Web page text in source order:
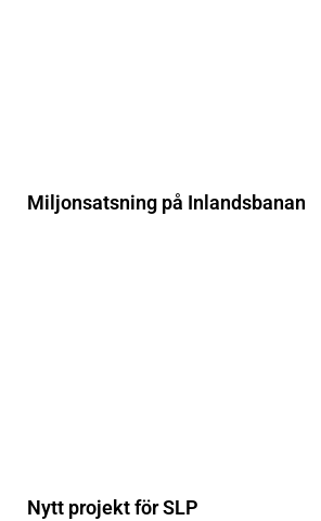
Miljonsatsning på Inlandsbanan
Nytt projekt för SLP